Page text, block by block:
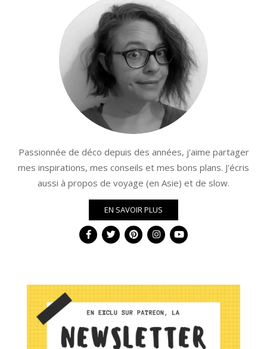
Passionnée de déco depuis des années, j'aime partager
mes inspirations, mes conseils et mes bons plans. J'écris
aussi à propos de voyage (en Asie) et de slow.
EN SAVOIR PLUS